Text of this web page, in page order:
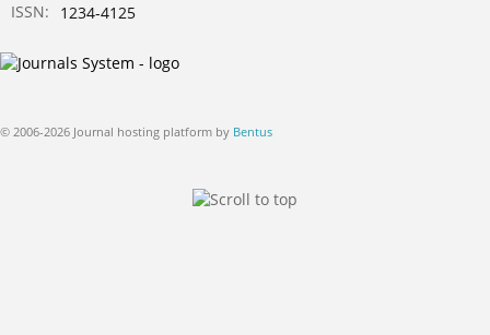
ISSN:
1234-4125
© 2006-2026 Journal hosting platform by Bentus